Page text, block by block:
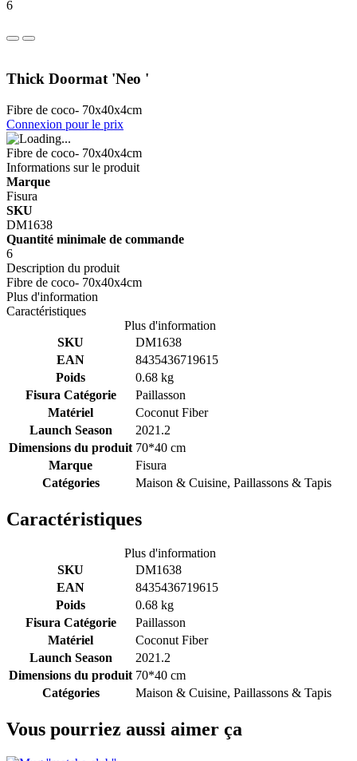
6
Thick Doormat 'Neo '
Fibre de coco- 70x40x4cm
Connexion pour le prix
Fibre de coco- 70x40x4cm
Informations sur le produit
Marque
Fisura
SKU
DM1638
Quantité minimale de commande
6
Description du produit
Fibre de coco- 70x40x4cm
Plus d'information
Caractéristiques
Plus d'information
SKU
DM1638
EAN
8435436719615
Poids
0.68 kg
Fisura Catégorie
Paillasson
Matériel
Coconut Fiber
Launch Season
2021.2
Dimensions du produit 70*40 cm
Marque
Fisura
Catégories
Maison & Cuisine, Paillassons & Tapis
Caractéristiques
Plus d'information
SKU
DM1638
EAN
8435436719615
Poids
0.68 kg
Fisura Catégorie
Paillasson
Matériel
Coconut Fiber
Launch Season
2021.2
Dimensions du produit 70*40 cm
Catégories
Maison & Cuisine, Paillassons & Tapis
Vous pourriez aussi aimer ça